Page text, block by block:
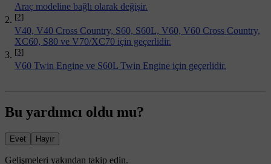
Araç modeline bağlı olarak değişir.
[2]
V40, V40 Cross Country, S60, S60L, V60, V60 Cross Country,
XC60, S80 ve V70/XC70 için geçerlidir.
[3]
V60 Twin Engine ve S60L Twin Engine için geçerlidir.
Bu yardımcı oldu mu?
Evet Hayır